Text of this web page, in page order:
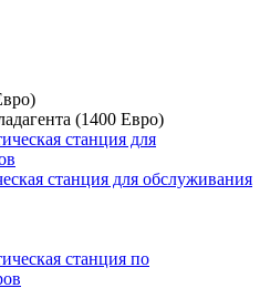
(1400 Евро)
станция для обслуживания